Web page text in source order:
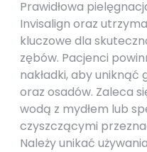
Prawidłowa
Invisalign oraz
kluczowe dla
zębów. Pacjenci
nakładki, aby
oraz osadów. Zaleca
wodą z mydłem lub
czyszczącymi
Należy unikać